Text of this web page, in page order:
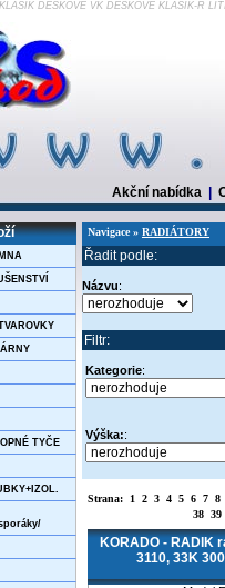
DESKOVÉ VK DESKOVÉ KLASIK-R
Akční nabídka
TYČE
Navigace » RADIÁTORY
Řadit podle:
Názvu:
Filtr:
Kategorie:
Výška::
Strana: 1 2 3 4 5 6 7 8
38 39
KORADO - RADIK
3110, 33K